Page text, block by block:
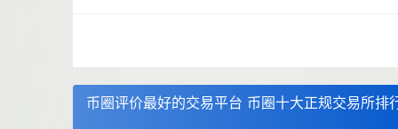
币圈评价最好的交易平台 币圈十大正规交易所排